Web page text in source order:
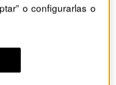
directivas
es el modo en el
que
o configurarlas o